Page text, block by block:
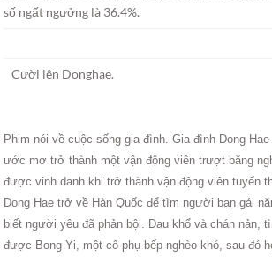
số ngất ngưởng là 36.4%.
Cười lên Donghae.
Phim nói về cuộc sống gia đình. Gia đình Dong
ước mơ trở thành một vận động viên trượt băng
được vinh danh khi trở thành vận động viên tuyển
Dong Hae trở về Hàn Quốc để tìm người bạn gái
biết người yêu đã phản bội. Ðau khổ và chán nản,
được Bong Yi, một cô phụ bếp nghèo khó, sau đó